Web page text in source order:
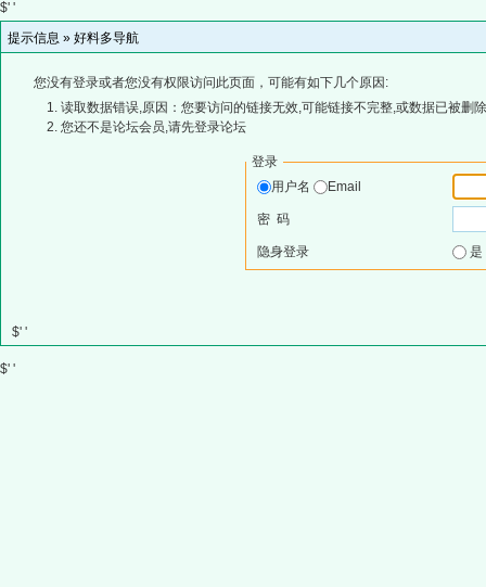
$' '
提示信息 » 好料多导航
您没有登录或者您没有权限访问此页面，可能有如下几个原因:
读取数据错误,原因：您要访问的链接无效,可能链接不完整,或数据已被删
您还不是论坛会员,请先登录论坛
登录
用户名
Email
密 码
隐身登录
$' '
$' '